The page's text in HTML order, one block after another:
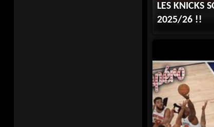
LES KNICKS
2025/26 !!